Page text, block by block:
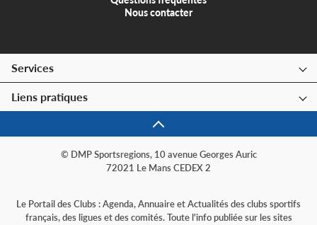
Nous contacter
Services
Liens pratiques
© DMP Sportsregions, 10 avenue Georges Auric
72021 Le Mans CEDEX 2
Le Portail des Clubs : Agenda, Annuaire et Actualités des clubs sportifs
français, des ligues et des comités. Toute l'info publiée sur les sites